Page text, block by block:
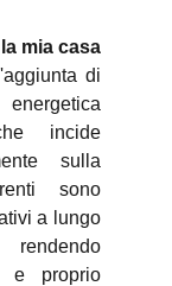
mia casa
di
incide
sulla
sono
a lungo
e proprio